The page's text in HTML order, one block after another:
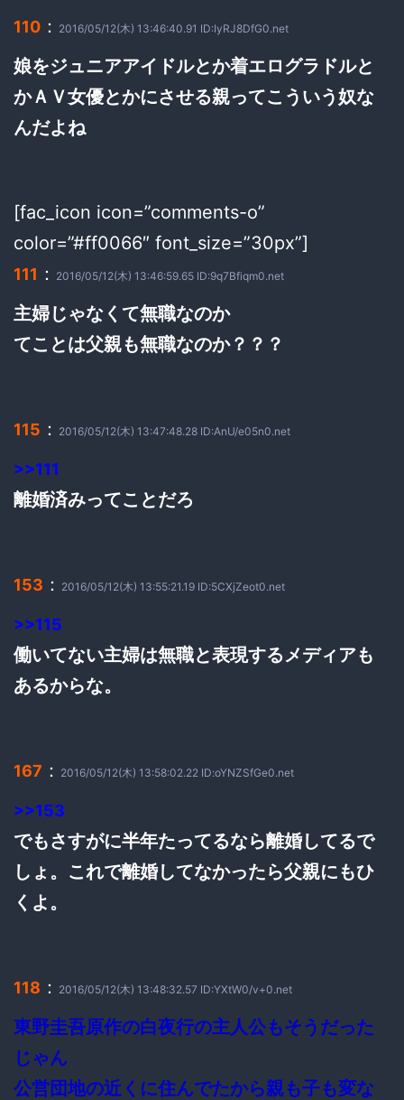
110 ： 2016/05/12(木) 13:46:40.91 ID:IyRJ8DfG0.net
娘をジュニアアイドルとか着エログラドルと
かＡＶ女優とかにさせる親ってこういう奴な
んだよね
[fac_icon icon=”comments-o”
color=”#ff0066″ font_size=”30px”]
111 ： 2016/05/12(木) 13:46:59.65 ID:9q7Bfiqm0.net
主婦じゃなくて無職なのか
てことは父親も無職なのか？？？
115 ： 2016/05/12(木) 13:47:48.28 ID:AnU/e05n0.net
>>111
離婚済みってことだろ
153 ： 2016/05/12(木) 13:55:21.19 ID:5CXjZeot0.net
>>115
働いてない主婦は無職と表現するメディアも
あるからな。
167 ： 2016/05/12(木) 13:58:02.22 ID:oYNZSfGe0.net
>>153
でもさすがに半年たってるなら離婚してるで
しょ。これで離婚してなかったら父親にもひ
くよ。
118 ： 2016/05/12(木) 13:48:32.57 ID:YXtW0/v+0.net
東野圭吾原作の白夜行の主人公もそうだった
じゃん
公営団地の近くに住んでたから親も子も変な